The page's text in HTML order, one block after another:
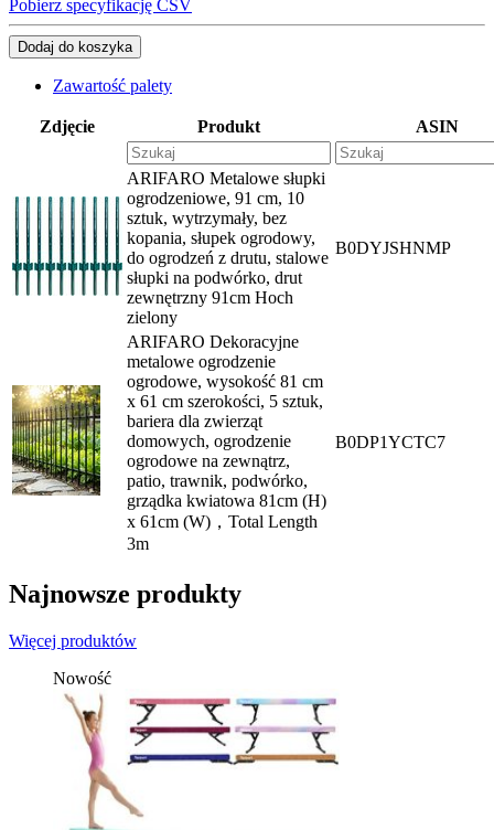
Pobierz specyfikację CSV
Dodaj do koszyka
Zawartość palety
Zdjęcie Produkt ASIN
ARIFARO Metalowe słupki
ogrodzeniowe, 91 cm, 10
sztuk, wytrzymały, bez
kopania, słupek ogrodowy,
do ogrodzeń z drutu, stalowe
słupki na podwórko, drut
zewnętrzny 91cm Hoch
zielony
B0DYJSHNMP
ARIFARO Dekoracyjne
metalowe ogrodzenie
ogrodowe, wysokość 81 cm
x 61 cm szerokości, 5 sztuk,
bariera dla zwierząt
domowych, ogrodzenie
ogrodowe na zewnątrz,
patio, trawnik, podwórko,
grządka kwiatowa 81cm (H)
x 61cm (W)，Total Length
3m
B0DP1YCTC7
Najnowsze produkty
Więcej produktów
Nowość